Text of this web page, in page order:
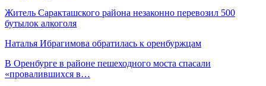
Житель Саракташского района незаконно перевозил 500
бутылок алкоголя
Наталья Ибрагимова обратилась к оренбуржцам
В Оренбурге в районе пешеходного моста спасали
«провалившихся в…